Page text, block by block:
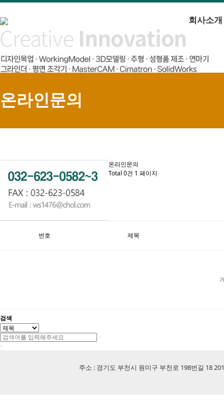
회사소개
온라인문의
온라인문의
Total 0건 1 페이지
번호 제목
검색
주소 : 경기도 부천시 원미구 부천로 198번길